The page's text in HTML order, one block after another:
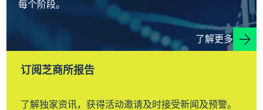
每个阶段。
了解更多
订阅芝商所报告
了解独家资讯，获得活动邀请及时接受新闻及预警。